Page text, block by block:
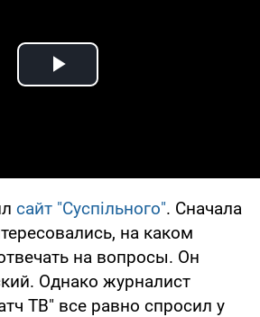
Play Video
сайт "Суспільного". Сначала
на каком
на вопросы. Он
Однако журналист
ТВ" все равно спросил у